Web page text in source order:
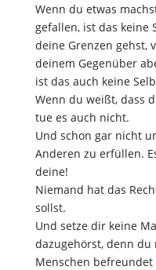
Wenn du etwas
gefallen, ist das keine
deine Grenzen gehst,
deinem Gegenüber
ist das auch keine
Wenn du weißt, dass
tue es auch nicht.
Und schon gar nicht
Anderen zu erfüllen.
deine!
Niemand hat das
sollst.
Und setze dir keine
dazugehörst, denn
Menschen befreundet